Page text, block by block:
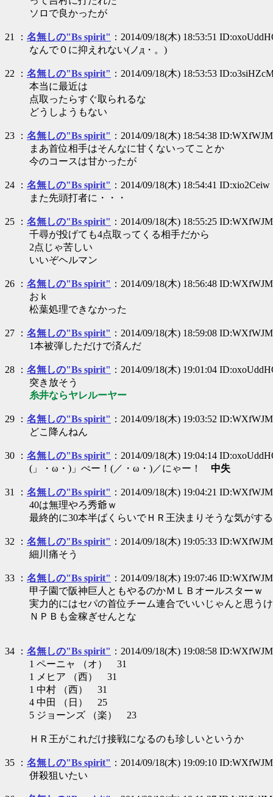
ソロで良かったが
21 ： 名無しの"Bs spirit" ：2014/09/18(木) 18:53:51
なんで０に抑えれない(ノд・。)
22 ： 名無しの"Bs spirit" ：2014/09/18(木) 18:53:53
本当に最近は
点取ったらすぐ取られるな
どうしようもない
23 ： 名無しの"Bs spirit" ：2014/09/18(木) 18:54:38
まあ首位相手はそんなに甘くないってことか
今のコースは甘かったが
24 ： 名無しの"Bs spirit" ：2014/09/18(木) 18:54:41 ID:xio2Ceiw
また先頭打者に・・・
25 ： 名無しの"Bs spirit" ：2014/09/18(木) 18:55:25
千尋が投げても4点取ってくる相手だから
2点じゃ苦しい
いいぞヘルマン
26 ： 名無しの"Bs spirit" ：2014/09/18(木) 18:56:48
おｋ
松葉処理できなかった
27 ： 名無しの"Bs spirit" ：2014/09/18(木) 18:59:08
1本被弾しただけで済んだ
28 ： 名無しの"Bs spirit" ：2014/09/18(木) 19:01:04
突き放そう
糸井ならヤレルーヤー
29 ： 名無しの"Bs spirit" ：2014/09/18(木) 19:03:52
どこ降んねん
30 ： 名無しの"Bs spirit" ：2014/09/18(木) 19:04:14
(」・ω・)」ぺー！(／・ω・)／にゃー！ 中失
31 ： 名無しの"Bs spirit" ：2014/09/18(木) 19:04:21
40は無理やろ秀爺ｗ
最終的に30本半ばくらいでＨＲ王決まりそうな気がする
32 ： 名無しの"Bs spirit" ：2014/09/18(木) 19:05:33
細川痛そう
33 ： 名無しの"Bs spirit" ：2014/09/18(木) 19:07:46
甲子園で阪神巨人ともやるのかＭＬＢオールスターｗ
実力的にはセパの首位チーム連合でいいじゃんと思う
ＮＰＢも金稼ぎせんとな
34 ： 名無しの"Bs spirit" ：2014/09/18(木) 19:08:58
1 ペーニャ （オ） 31
1 メヒア （西） 31
1 中村 （西） 31
4 中田 （日） 25
5 ジョーンズ （楽） 23
ＨＲ王がこれだけ接戦になるのも珍しいというか
35 ： 名無しの"Bs spirit" ：2014/09/18(木) 19:09:10
併殺狙いたい